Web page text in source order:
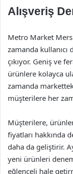
Alışveriş
Metro Market
zamanda
çıkıyor. Geniş ve
ürünlere kolayca
zamanda
müşterilere her
Müşterilere,
fiyatları hakkında
daha da geliştirir.
yeni ürünleri
eğlenceli hale